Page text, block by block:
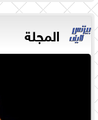
المجلة